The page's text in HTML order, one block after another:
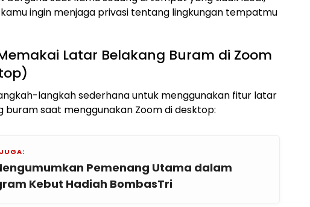
ingin menjaga privasi tentang lingkungan tempatmu
Latar Belakang Buram di Zoom
langkah sederhana untuk menggunakan fitur latar
buram saat menggunakan Zoom di desktop:
Pemenang Utama dalam
Kebut Hadiah BombasTri